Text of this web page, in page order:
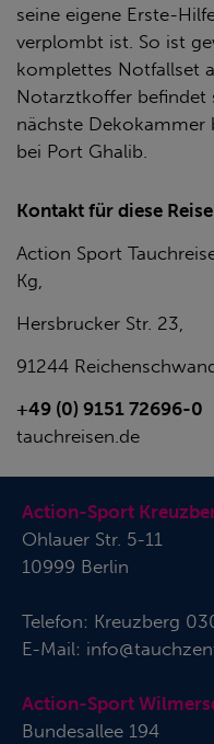
seine eigene Erste-
verplombt ist. So ist
komplettes Notfallset
Notarztkoffer befindet
nächste
bei Port Ghalib.
Kontakt für diese Reise
Action Sport
Kg,
Hersbrucker Str. 23,
91244
+49 (0) 9151 72696-0
tauchreisen.de
Action-Sport
Ohlauer Str. 5-11
10999 Berlin
Telefon: Kreuzberg
E-Mail:
Action-Sport
Bundesallee 194